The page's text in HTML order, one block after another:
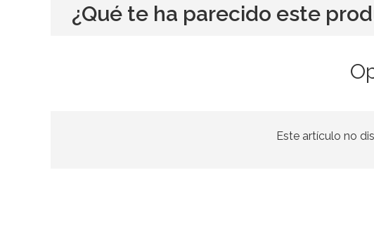
¿Qué te ha parecido este
Este artículo no